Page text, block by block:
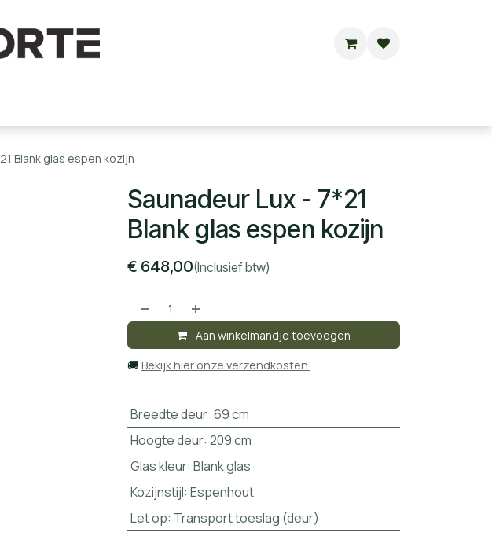
Blank glas espen kozijn
Saunadeur Lux - 7*21
Blank glas espen kozijn
€ 648,00(Inclusief btw)
Aan winkelmandje toevoegen
🚚 Bekijk hier onze verzendkosten.
Breedte deur:69 cm
Hoogte deur:209 cm
Glas kleur:Blank glas
Kozijnstijl:Espenhout
Let op: Transport toeslag (deur)